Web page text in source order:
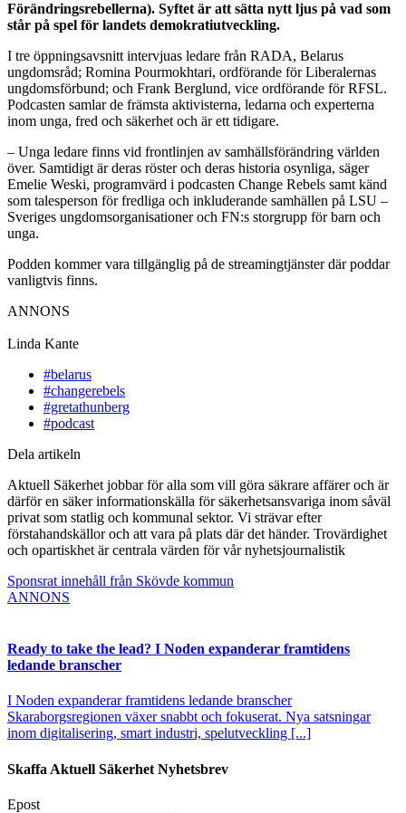
Förändringsrebellerna). Syftet är att sätta nytt ljus på vad som
står på spel för landets demokratiutveckling.
I tre öppningsavsnitt intervjuas ledare från RADA, Belarus
ungdomsråd; Romina Pourmokhtari, ordförande för Liberalernas
ungdomsförbund; och Frank Berglund, vice ordförande för RFSL.
Podcasten samlar de främsta aktivisterna, ledarna och experterna
inom unga, fred och säkerhet och är ett tidigare.
– Unga ledare finns vid frontlinjen av samhällsförändring världen
över. Samtidigt är deras röster och deras historia osynliga, säger
Emelie Weski, programvärd i podcasten Change Rebels samt känd
som talesperson för fredliga och inkluderande samhällen på LSU –
Sveriges ungdomsorganisationer och FN:s storgrupp för barn och
unga.
Podden kommer vara tillgänglig på de streamingtjänster där poddar
vanligtvis finns.
ANNONS
Linda Kante
#belarus
#changerebels
#gretathunberg
#podcast
Dela artikeln
Aktuell Säkerhet jobbar för alla som vill göra säkrare affärer och är
därför en säker informationskälla för säkerhetsansvariga inom såväl
privat som statlig och kommunal sektor. Vi strävar efter
förstahandskällor och att vara på plats där det händer. Trovärdighet
och opartiskhet är centrala värden för vår nyhetsjournalistik
Sponsrat innehåll från Skövde kommun
ANNONS
Ready to take the lead? I Noden expanderar framtidens
ledande branscher
I Noden expanderar framtidens ledande branscher
Skaraborgsregionen växer snabbt och fokuserat. Nya satsningar
inom digitalisering, smart industri, spelutveckling [...]
Skaffa Aktuell Säkerhet Nyhetsbrev
Epost